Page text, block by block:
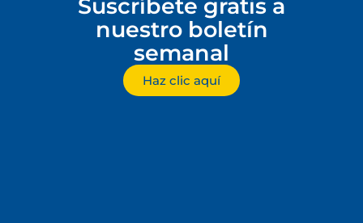
Suscríbete gratis a
nuestro boletín
semanal
Haz clic aquí